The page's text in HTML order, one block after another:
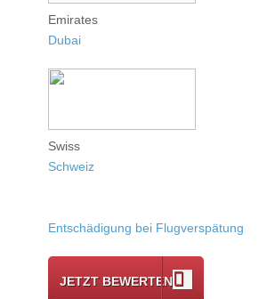
Emirates
Dubai
Swiss
Schweiz
Entschädigung bei Flugverspätung
JETZT BEWERTEN